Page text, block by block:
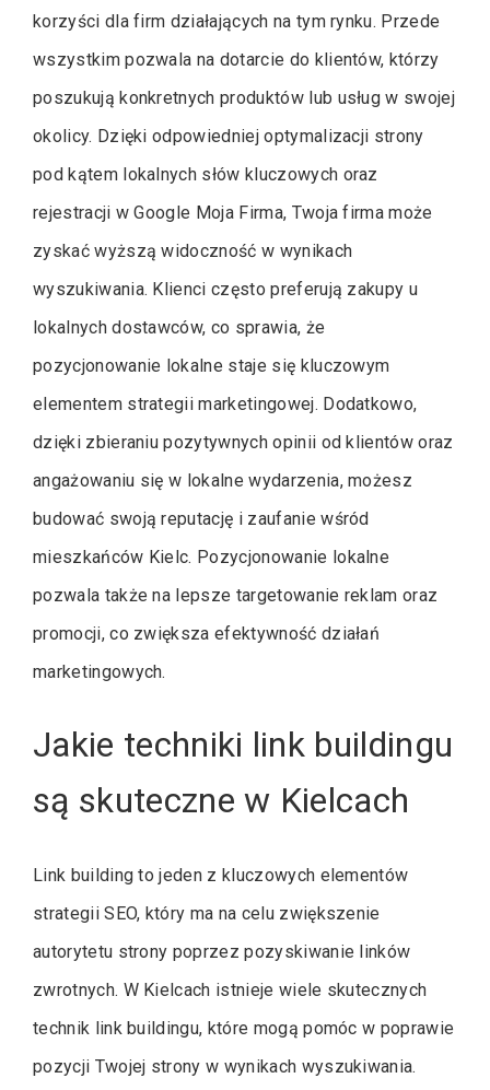
korzyści dla firm działających na tym rynku. Przede
wszystkim pozwala na dotarcie do klientów, którzy
poszukują konkretnych produktów lub usług w swojej
okolicy. Dzięki odpowiedniej optymalizacji strony
pod kątem lokalnych słów kluczowych oraz
rejestracji w Google Moja Firma, Twoja firma może
zyskać wyższą widoczność w wynikach
wyszukiwania. Klienci często preferują zakupy u
lokalnych dostawców, co sprawia, że
pozycjonowanie lokalne staje się kluczowym
elementem strategii marketingowej. Dodatkowo,
dzięki zbieraniu pozytywnych opinii od klientów oraz
angażowaniu się w lokalne wydarzenia, możesz
budować swoją reputację i zaufanie wśród
mieszkańców Kielc. Pozycjonowanie lokalne
pozwala także na lepsze targetowanie reklam oraz
promocji, co zwiększa efektywność działań
marketingowych.
Jakie techniki link buildingu
są skuteczne w Kielcach
Link building to jeden z kluczowych elementów
strategii SEO, który ma na celu zwiększenie
autorytetu strony poprzez pozyskiwanie linków
zwrotnych. W Kielcach istnieje wiele skutecznych
technik link buildingu, które mogą pomóc w poprawie
pozycji Twojej strony w wynikach wyszukiwania.